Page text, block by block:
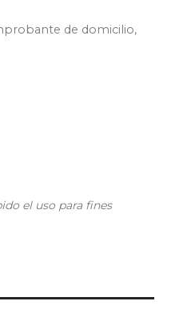
de domicilio,
el uso para fines